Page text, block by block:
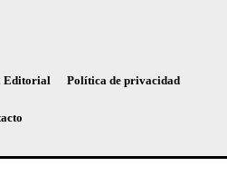
Editorial Política de privacidad